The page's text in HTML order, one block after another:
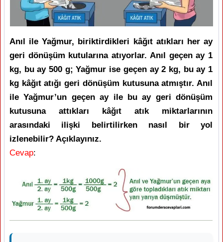
Anıl ile Yağmur, biriktirdikleri kâğıt atıkları her ay
geri dönüşüm kutularına atıyorlar. Anıl geçen ay 1
kg, bu ay 500 g; Yağmur ise geçen ay 2 kg, bu ay 1
kg kâğıt atığı geri dönüşüm kutusuna atmıştır. Anıl
ile Yağmur’un geçen ay ile bu ay geri dönüşüm
kutusuna attıkları kâğıt atık miktarlarının
arasındaki ilişki belirtilirken nasıl bir yol
izlenebilir? Açıklayınız.
Cevap: